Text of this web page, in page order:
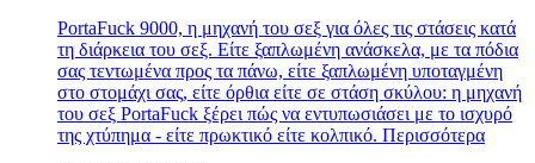
PortaFuck 9000, η μηχανή του σεξ για όλες τις στάσεις κατά
τη διάρκεια του σεξ. Είτε ξαπλωμένη ανάσκελα, με τα πόδια
σας τεντωμένα προς τα πάνω, είτε ξαπλωμένη υποταγμένη
στο στομάχι σας, είτε όρθια είτε σε στάση σκύλου: η μηχανή
του σεξ PortaFuck ξέρει πώς να εντυπωσιάσει με το ισχυρό
της χτύπημα - είτε πρωκτικό είτε κολπικό. Περισσότερα